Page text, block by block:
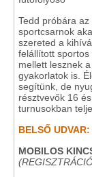
Tedd próbára
sportcsarnok
szereted a
felállított sportos
mellett lesznek
gyakorlatok is.
segítünk, de
résztvevők 16
turnusokban
BELSŐ UDVAR:
MOBILOS